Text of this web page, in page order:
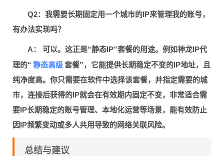
Q2：我需要长期固定用一个城市的IP来管理我的账号，
有办法实现吗？
A：
可以。这正是“静态IP”套餐的用途。例如神龙IP代
理的“ 静态高级套餐”，它能提供长期稳定不变的IP地址，且
纯净度高。你只需要在软件中选择该套餐，并指定需要的城
市，连接后获得的IP就会在有效期内固定不变，非常适合需
要IP长期稳定的账号管理、本地化运营等场景，能有效防止
因IP频繁变动或多人共用导致的网络关联风险。
总结与建议